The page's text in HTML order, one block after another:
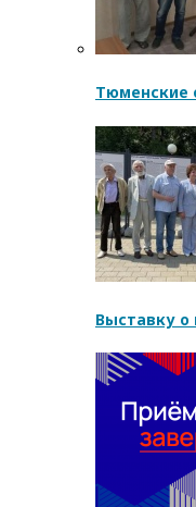
Тюменские
Выставку о